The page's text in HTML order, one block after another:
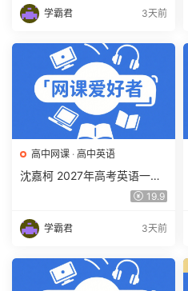
学霸君 3天前
高中网课 · 高中英语
沈嘉柯 2027年高考英语一轮
复习网课教程 高三英语 上学
下载
19.9
学霸君 3天前